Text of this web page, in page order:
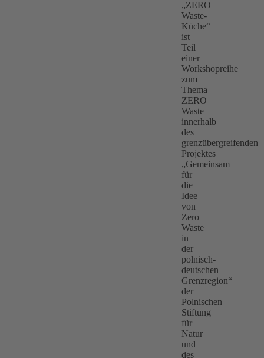
„ZERO
Waste-
Küche“
ist
Teil
einer
Workshopreihe
zum
Thema
ZERO
Waste
innerhalb
des
grenzübergreifenden
Projektes
„Gemeinsam
für
die
Idee
von
Zero
Waste
in
der
polnisch-
deutschen
Grenzregion“
der
Polnischen
Stiftung
für
Natur
und
des